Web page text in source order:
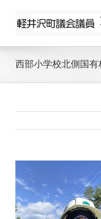
content
西部小学校北側国
Image